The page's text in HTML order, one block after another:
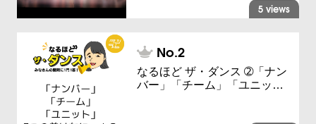
5 views
なるほど ザ・ダンス ➁「ナン
バー」「チーム」「ユニッ…